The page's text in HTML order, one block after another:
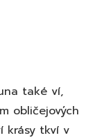
také ví,
obličejových
krásy tkví v